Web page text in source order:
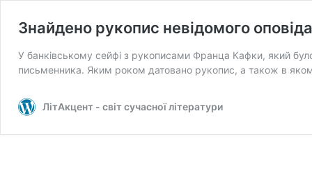
Знайдено рукопис невідомого
У банківському сейфі з рукописами Франца Кафки, який
письменника. Яким роком датовано рукопис, а також в
ЛітАкцент - світ сучасної літератури